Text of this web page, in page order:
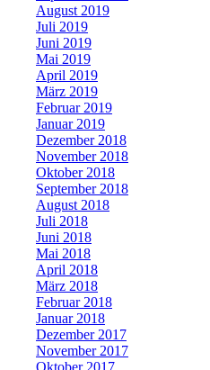
August 2019
Juli 2019
Juni 2019
Mai 2019
April 2019
März 2019
Februar 2019
Januar 2019
Dezember 2018
November 2018
Oktober 2018
September 2018
August 2018
Juli 2018
Juni 2018
Mai 2018
April 2018
März 2018
Februar 2018
Januar 2018
Dezember 2017
November 2017
Oktober 2017